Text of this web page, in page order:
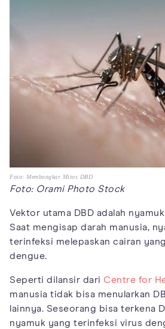
Foto: Membongkar Mitos DBD
Foto: Orami Photo Stock
Vektor utama DBD adalah
Saat mengisap darah manusia,
terinfeksi melepaskan cairan
dengue.
Seperti dilansir dari Centre for
manusia tidak bisa menularkan
lainnya. Seseorang bisa terkena
nyamuk yang terinfeksi virus